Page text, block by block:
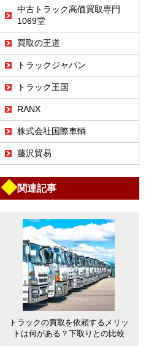
中古トラック高価買取専門
1069堂
買取の王道
トラックジャパン
トラック王国
RANX
株式会社国際車輌
藤沢貿易
◆関連記事
トラックの買取を依頼するメリッ
トは何がある？下取りとの比較